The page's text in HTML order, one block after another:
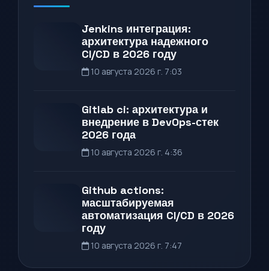
Jenkins интеграция:
архитектура надежного
CI/CD в 2026 году
10 августа 2026 г. 7:03
Gitlab ci: архитектура и
внедрение в DevOps-стек
2026 года
10 августа 2026 г. 4:36
Github actions:
масштабируемая
автоматизация CI/CD в 2026
году
10 августа 2026 г. 7:47